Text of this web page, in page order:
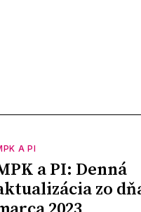
A PI
a PI: Denná
zo